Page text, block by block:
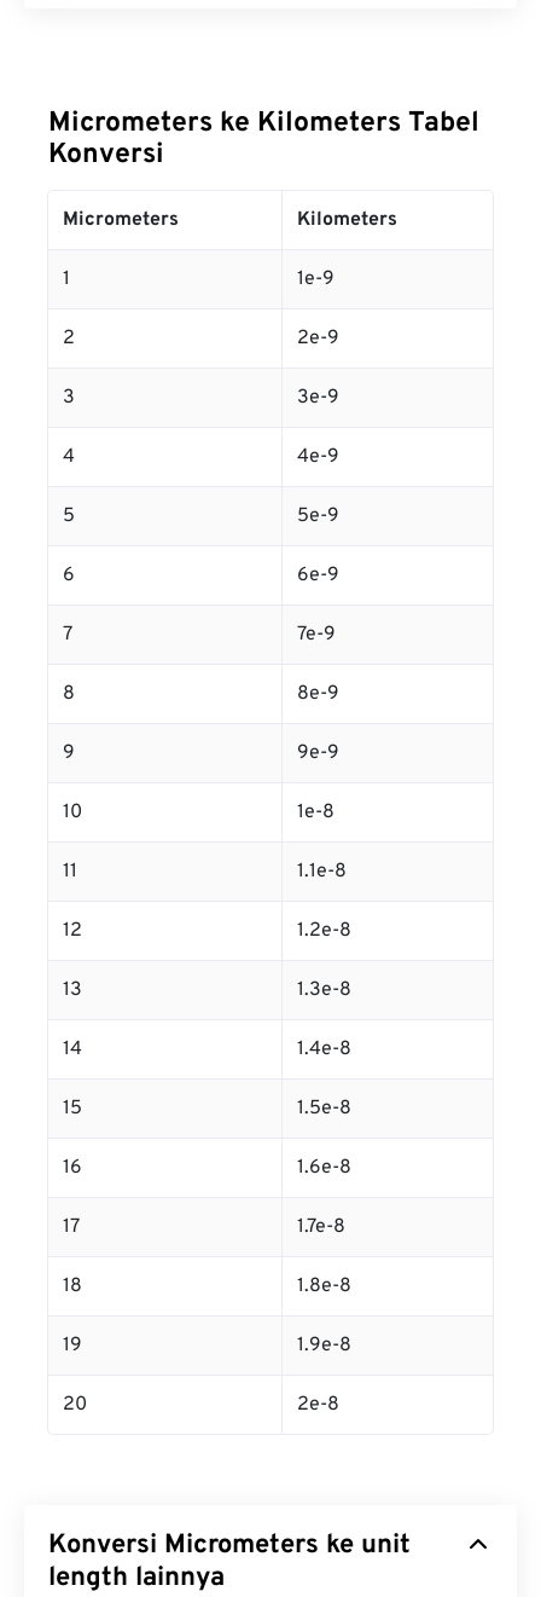
Micrometers ke Kilometers Tabel
Konversi
Micrometers Kilometers
1 1e-9
2 2e-9
3 3e-9
4 4e-9
5 5e-9
6 6e-9
7 7e-9
8 8e-9
9 9e-9
10 1e-8
11 1.1e-8
12 1.2e-8
13 1.3e-8
14 1.4e-8
15 1.5e-8
16 1.6e-8
17 1.7e-8
18 1.8e-8
19 1.9e-8
20 2e-8
Konversi Micrometers ke unit
length lainnya